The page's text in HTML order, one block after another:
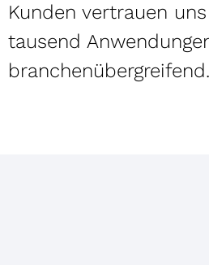
Kunden vertrauen
tausend
branchenübergreifend.